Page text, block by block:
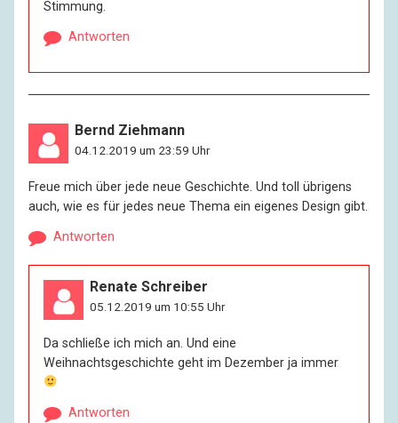
Stimmung.
Antworten
Bernd Ziehmann
04.12.2019 um 23:59 Uhr
Freue mich über jede neue Geschichte. Und toll übrigens
auch, wie es für jedes neue Thema ein eigenes Design gibt.
Antworten
Renate Schreiber
05.12.2019 um 10:55 Uhr
Da schließe ich mich an. Und eine
Weihnachtsgeschichte geht im Dezember ja immer
Antworten